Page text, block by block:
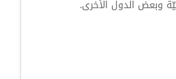
وبعض الدول الأخرى.